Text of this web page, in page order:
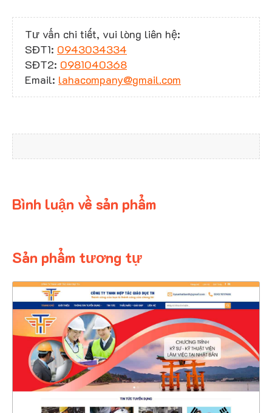
Tư vấn chi tiết, vui lòng liên hệ:
SĐT1: 0943034334
SĐT2: 0981040368
Email: lahacompany@gmail.com
Bình luận về sản phẩm
Sản phẩm tương tự
4361